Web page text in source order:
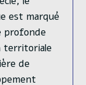
est marqué
profonde
territoriale
de